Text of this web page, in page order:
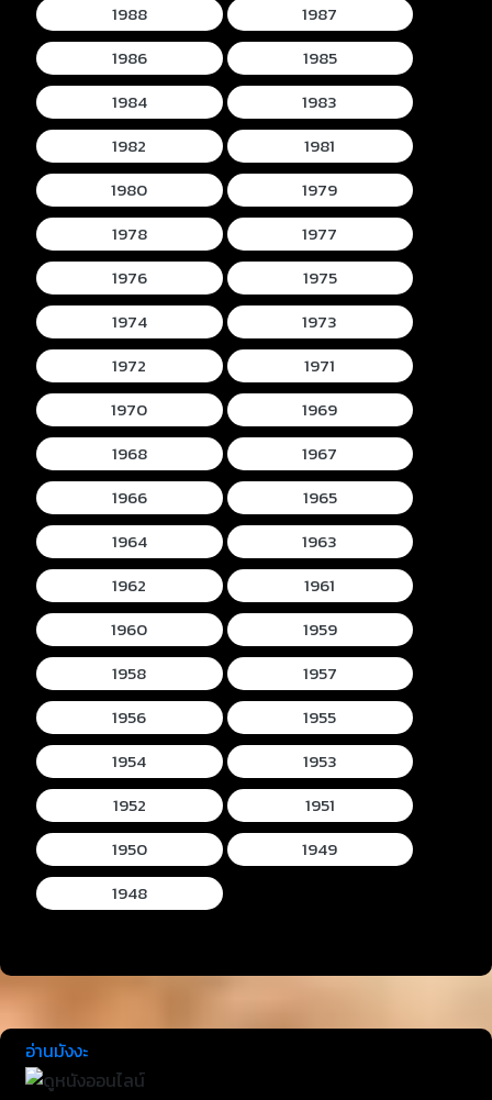
1988
1987
1986
1985
1984
1983
1982
1981
1980
1979
1978
1977
1976
1975
1974
1973
1972
1971
1970
1969
1968
1967
1966
1965
1964
1963
1962
1961
1960
1959
1958
1957
1956
1955
1954
1953
1952
1951
1950
1949
1948
อ่านมังงะ